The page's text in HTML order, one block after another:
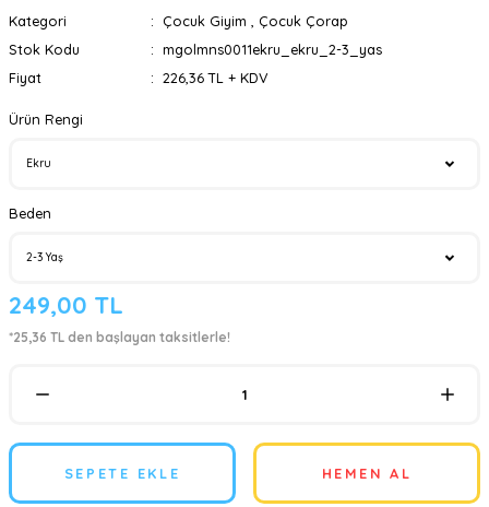
Kategori Çocuk Giyim
Çocuk Çorap
Stok Kodu
mgolmns0011ekru_ekru_2-3_yas
Fiyat
226,36 TL + KDV
Ürün Rengi
Beden
249,00 TL
*25,36 TL den başlayan taksitlerle!
SEPETE EKLE HEMEN AL